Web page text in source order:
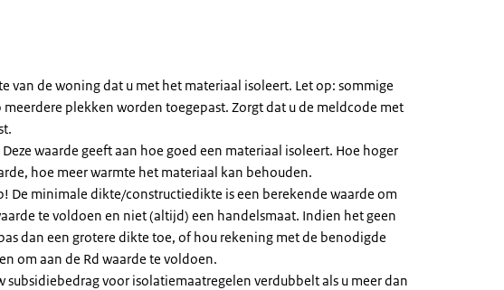
van de woning dat u met het materiaal isoleert. Let op: sommige
plekken worden toegepast. Zorgt dat u de meldcode met
Deze waarde geeft aan hoe goed een materiaal isoleert. Hoe hoger
hoe meer warmte het materiaal kan behouden.
De minimale dikte/constructiedikte is een berekende waarde om
te voldoen en niet (altijd) een handelsmaat. Indien het geen
dan een grotere dikte toe, of hou rekening met de benodigde
om aan de Rd waarde te voldoen.
subsidiebedrag voor isolatiemaatregelen verdubbelt als u meer dan